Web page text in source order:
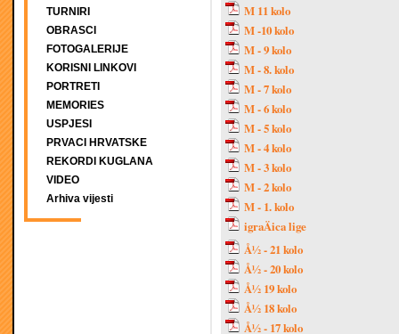
TURNIRI
OBRASCI
FOTOGALERIJE
KORISNI LINKOVI
PORTRETI
MEMORIES
USPJESI
PRVACI HRVATSKE
REKORDI KUGLANA
VIDEO
Arhiva vijesti
M 11 kolo
M -10 kolo
M - 9 kolo
M - 8. kolo
M - 7 kolo
M - 6 kolo
M - 5 kolo
M - 4 kolo
M - 3 kolo
M - 2 kolo
M - 1. kolo
igraÄica lige
Å½ - 21 kolo
Å½ - 20 kolo
Å½ 19 kolo
Å½ 18 kolo
Å½ - 17 kolo